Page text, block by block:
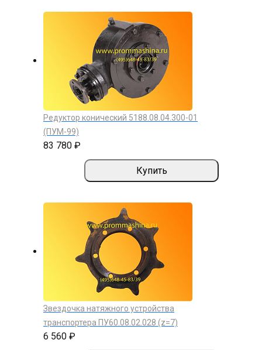
Редуктор конический 5188.08.04.300-01
(ПУМ-99)
83 780 ₽
Купить
Звездочка натяжного устройства
транспортера ПУ60.08.02.028 (z=7)
6 560 ₽